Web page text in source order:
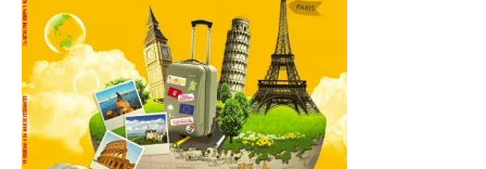
Castle Food combina la
música en directo con
food trucks y tiendas de
market esperando atraer
a miles de personas. La
localidad leonesa de Valencia de Don Juan
sigue adelante con su calendario de
eventos veraniegos para este año 2026.
[…]